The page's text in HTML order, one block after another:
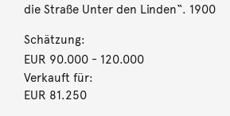
die Straße Unter den Linden“. 1900
Schätzung:
EUR 90.000- 120.000
Verkauft für:
EUR 81.250